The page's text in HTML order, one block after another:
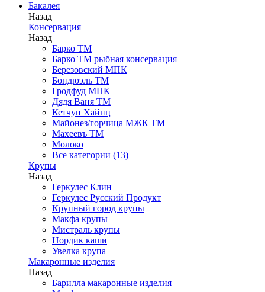
Бакалея
Назад
Консервация
Назад
Барко ТМ
Барко ТМ рыбная консервация
Березовский МПК
Бондюэль ТМ
Гродфуд МПК
Дядя Ваня ТМ
Кетчуп Хайнц
Майонез/горчица МЖК ТМ
Махеевъ ТМ
Молоко
Все категории (13)
Крупы
Назад
Геркулес Клин
Геркулес Русский Продукт
Крупный город крупы
Макфа крупы
Мистраль крупы
Нордик каши
Увелка крупа
Макаронные изделия
Назад
Барилла макаронные изделия